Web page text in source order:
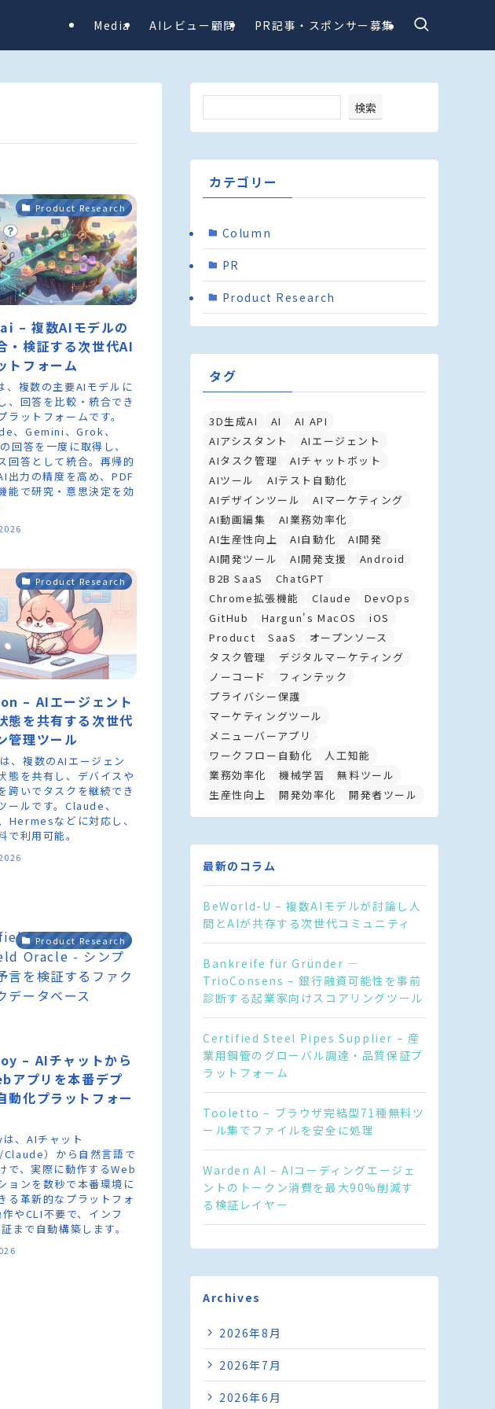
Media AIレビュー顧問 PR記事・スポンサー募集
Product Research
– 複数AIモデルの
・検証する次世代AI
トフォーム
複数の主要AIモデルに
、回答を比較・統合でき
ラットフォームです。
、Gemini、Grok、
答を一度に取得し、
回答として統合。再帰的
出力の精度を高め、PDF
能で研究・意思決定を効
Product Research
– AIエージェント
態を共有する次世代
管理ツール
、複数のAIエージェン
態を共有し、デバイスや
跨いでタスクを継続でき
ールです。Claude、
Hermesなどに対応し、
で利用可能。
Product Research
– AIチャットから
アプリを本番デプ
動化プラットフォー
、AIチャット
Claude）から自然言語で
で、実際に動作するWeb
ョンを数秒で本番環境に
る革新的なプラットフォ
やCLI不要で、インフ
まで自動構築します。
検索
カテゴリー
Column
PR
Product Research
タグ
3D生成AI AI
AI API
AIアシスタント
AIエージェント
AIタスク管理
AIチャットボット
AIツール
AIテスト自動化
AIデザインツール
AIマーケティング
AI動画編集
AI業務効率化
AI生産性向上
AI自動化
AI開発
AI開発ツール
AI開発支援
Android
B2B SaaS
ChatGPT
Chrome拡張機能
Claude
DevOps
GitHub
Hargun's MacOS
iOS
Product
SaaS
オープンソース
タスク管理
デジタルマーケティング
ノーコード
フィンテック
プライバシー保護
マーケティングツール
メニューバーアプリ
ワークフロー自動化
人工知能
業務効率化
機械学習
無料ツール
生産性向上
開発効率化 開発者ツール
最新のコラム
BeWorld-U – 複数AIモデルが討論し人
間とAIが共存する次世代コミュニティ
Bankreife für Gründer —
TrioConsens – 銀行融資可能性を事前
診断する起業家向けスコアリングツール
Certified Steel Pipes Supplier – 産
業用鋼管のグローバル調達・品質保証プ
ラットフォーム
Tooletto – ブラウザ完結型71種無料ツ
ール集でファイルを安全に処理
Warden AI – AIコーディングエージェ
ントのトークン消費を最大90%削減す
る検証レイヤー
Archives
2026年8月
2026年7月
2026年6月